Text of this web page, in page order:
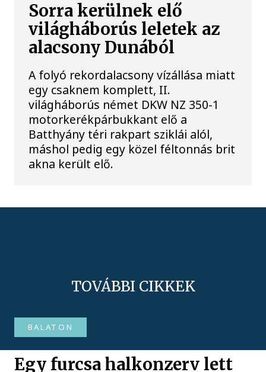
Sorra kerülnek elő
világháborús leletek az
alacsony Dunából
A folyó rekordalacsony vízállása miatt
egy csaknem komplett, II.
világháborús német DKW NZ 350-1
motorkerékpárbukkant elő a
Batthyány téri rakpart sziklái alól,
máshol pedig egy közel féltonnás brit
akna került elő.
TOVÁBBI CIKKEK
BALATON
Egy furcsa halkonzerv lett